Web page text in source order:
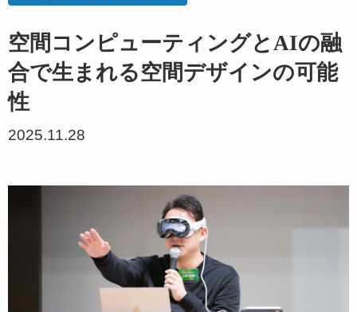
空間コンピューティングとAIの融
合で生まれる空間デザインの可能
性
2025.11.28